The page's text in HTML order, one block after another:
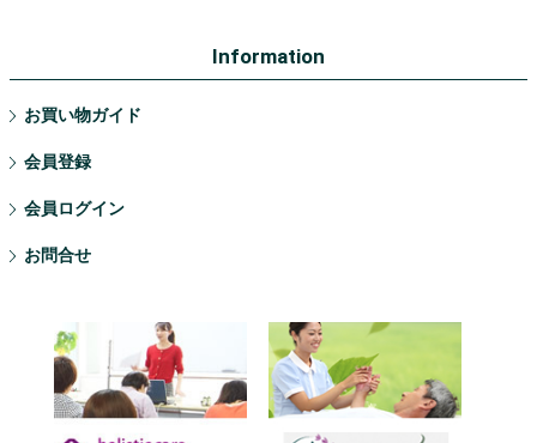
Information
お買い物ガイド
会員登録
会員ログイン
お問合せ